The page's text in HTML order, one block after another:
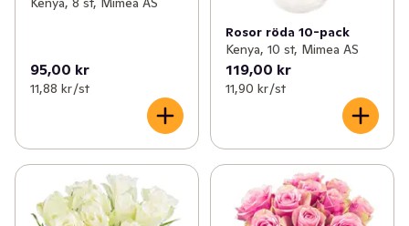
95,00 kr
11,88 kr /st
Rosor röda 10-pack
Kenya, 10 st, Mimea AS
119,00 kr
11,90 kr /st